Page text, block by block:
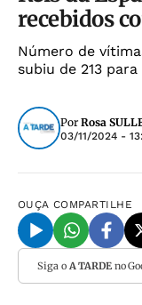
recebidos
Número de
subiu de 213 para
Por Rosa
03/11/2024 -
OUÇA COMPARTILHE
Siga o A TARDEno